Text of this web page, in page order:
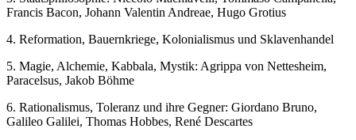
Francis Bacon, Johann Valentin Andreae, Hugo Grotius
4. Reformation, Bauernkriege, Kolonialismus und Sklavenhandel
5. Magie, Alchemie, Kabbala, Mystik: Agrippa von Nettesheim,
Paracelsus, Jakob Böhme
6. Rationalismus, Toleranz und ihre Gegner: Giordano Bruno,
Galileo Galilei, Thomas Hobbes, René Descartes